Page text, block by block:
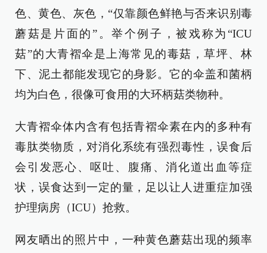
色、黄色、灰色，“仅靠颜色鲜艳与否来识别毒
蘑菇是片面的”。举个例子，被戏称为“ICU
菇”的大青褶伞是上海常见的毒菇，草坪、林
下、泥土都能发现它的身影。它的伞盖和菌柄
均为白色，很像可食用的大环柄菇类物种。
大青褶伞体内含有包括青褶伞素在内的多种有
毒肽类物质，对消化系统有强烈毒性，误食后
会引发恶心、呕吐、腹痛、消化道出血等症
状，误食达到一定的量，足以让人进重症加强
护理病房（ICU）抢救。
网友晒出的照片中，一种黄色蘑菇出现的频率